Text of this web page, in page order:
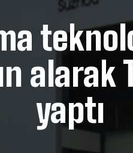
alarak
yaptı